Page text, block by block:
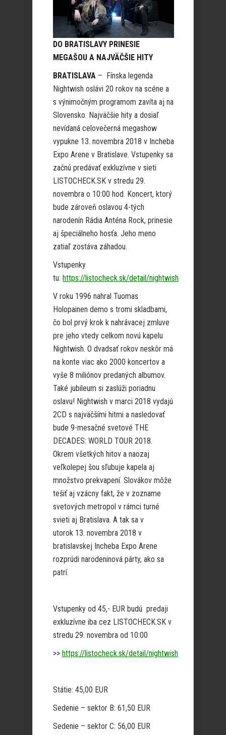
DO BRATISLAVY PRINESIE
MEGAŠOU A NAJVÄČŠIE HITY
BRATISLAVA – Fínska legenda
Nightwish oslávi 20 rokov na scéne a
s výnimočným programom zavíta aj na
Slovensko. Najväčšie hity a dosiaľ
nevídaná celovečerná megashow
vypukne 13. novembra 2018 v Incheba
Expo Arene v Bratislave. Vstupenky sa
začnú predávať exkluzívne v sieti
LISTOCHECK.SK v stredu 29.
novembra o 10:00 hod. Koncert, ktorý
bude zároveň oslavou 4-tých
narodenín Rádia Anténa Rock, prinesie
aj špeciálneho hosťa. Jeho meno
zatiaľ zostáva záhadou.
Vstupenky
tu: https://listocheck.sk/detail/nightwish
V roku 1996 nahral Tuomas
Holopainen demo s tromi skladbami,
čo bol prvý krok k nahrávacej zmluve
pre jeho vtedy celkom novú kapelu
Nightwish. O dvadsať rokov neskôr má
na konte viac ako 2000 koncertov a
vyše 8 miliónov predaných albumov.
Také jubileum si zaslúži poriadnu
oslavu! Nightwish v marci 2018 vydajú
2CD s najväčšími hitmi a nasledovať
bude 9-mesačné svetové THE
DECADES: WORLD TOUR 2018.
Okrem všetkých hitov a naozaj
veľkolepej šou sľubuje kapela aj
množstvo prekvapení. Slovákov môže
tešiť aj vzácny fakt, že v zozname
svetových metropol v rámci turné
svieti aj Bratislava. A tak sa v
utorok 13. novembra 2018 v
bratislavskej Incheba Expo Arene
rozprúdi narodeninová párty, ako sa
patrí.
Vstupenky od 45,- EUR budú predaji
exkluzívne iba cez LISTOCHECK.SK v
stredu 29. novembra od 10:00
>> https://listocheck.sk/detail/nightwish
Státie: 45,00 EUR
Sedenie – sektor B: 61,50 EUR
Sedenie – sektor C: 56,00 EUR